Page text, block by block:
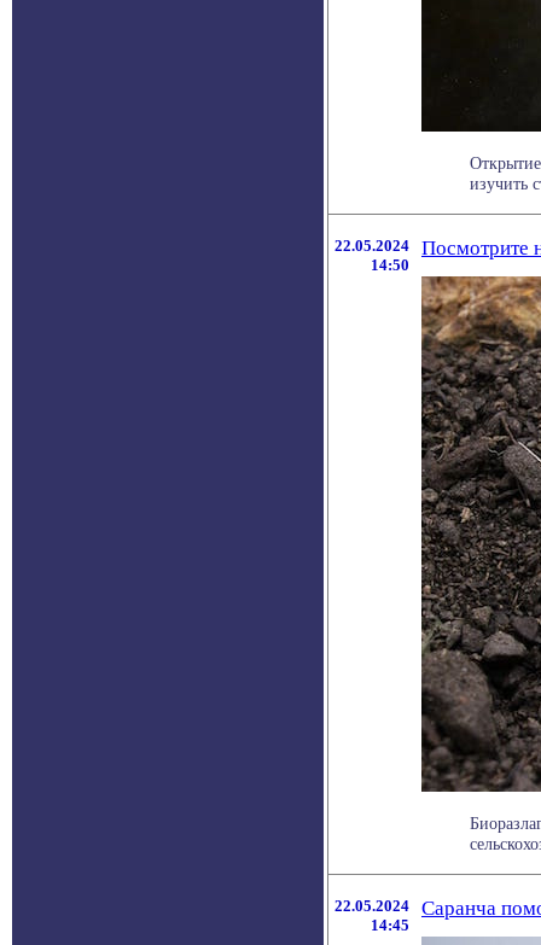
изучить
22.05.2024
14:50
Посмотрите
22.05.2024
14:45
Саранча